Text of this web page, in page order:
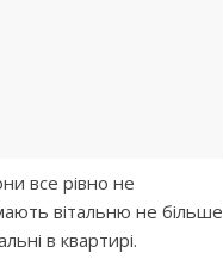
все рівно не
вітальню не більше
в квартирі.